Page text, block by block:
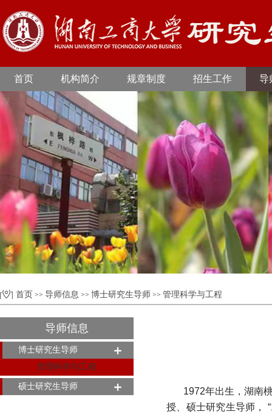
首页 机构简介 规章制度 招生工作 导
首页 >> 导师信息 >> 博士研究生导师 >> 管理科学与工程
导师信息
博士研究生导师
管理科学与工程
硕士研究生导师
1972年出生，湖南
授、硕士研究生导师，